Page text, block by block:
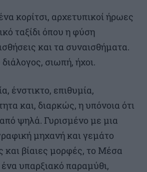
κορίτσι, αρχετυπικοί ήρωες
ταξίδι όπου η φύση
και τα συναισθήματα.
σιωπή, ήχοι.
ένστικτο, επιθυμία,
και, διαρκώς, η υπόνοια ότι
ψηλά. Γυρισμένο με μια
μηχανή και γεμάτο
και βίαιες μορφές, το Μέσα
ένα υπαρξιακό παραμύθι,